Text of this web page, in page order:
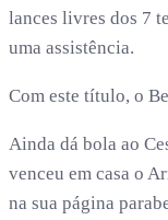
lances livres dos 7
uma assistência.
Com este título, o
Ainda dá bola ao
venceu em casa o
na sua página